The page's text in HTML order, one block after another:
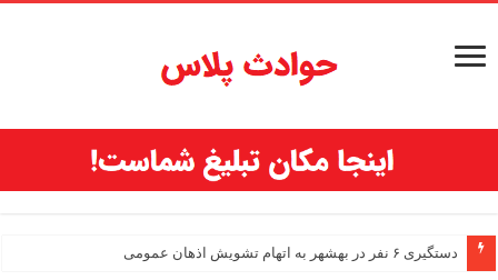
دستگیری ۶ نفر در بهشهر به اتهام تشویش اذهان عمومی